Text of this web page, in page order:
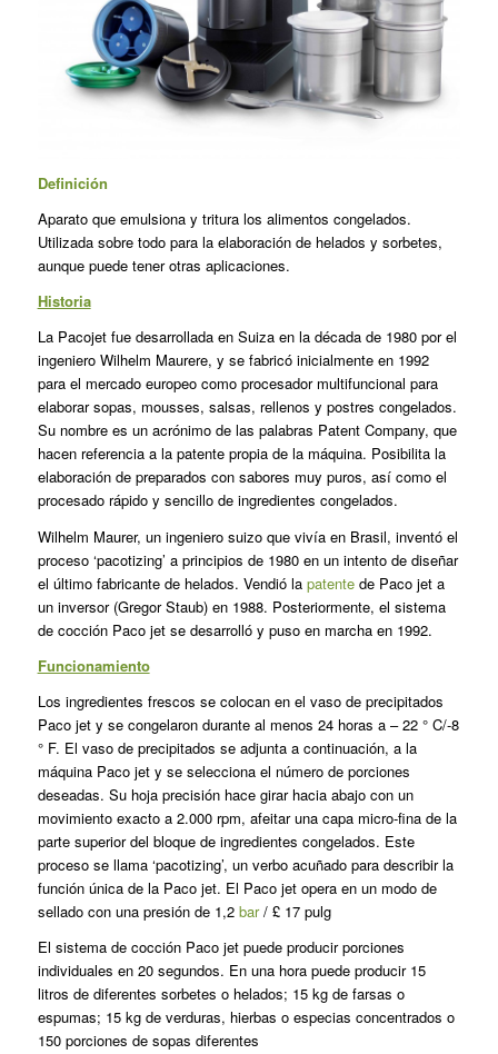
Definición
Aparato que emulsiona y tritura los alimentos congelados.
Utilizada sobre todo para la elaboración de helados y sorbetes,
aunque puede tener otras aplicaciones.
Historia
La Pacojet fue desarrollada en Suiza en la década de 1980 por el
ingenie­ro Wilhelm Maurere, y se fabricó ini­cialmente en 1992
para el mercado europeo como procesador multifun­cional para
elaborar sopas, mousses, salsas, rellenos y postres congelados.
Su nombre es un acrónimo de las pa­labras Patent Company, que
hacen referencia a la patente propia de la máquina. Posibilita la
elaboración de preparados con sabores muy puros, así como el
procesado rápido y senci­llo de ingredientes congelados.
Wilhelm Maurer, un ingeniero suizo que vivía en Brasil, inventó el
proceso ‘pacotizing’ a principios de 1980 en un intento de diseñar
el último fabricante de helados. Vendió la patentede Paco jet a
un inversor (Gregor Staub) en 1988. Posteriormente, el sistema
de cocción Paco jet se desarrolló y puso en marcha en 1992.
Funcionamiento
Los ingredientes frescos se colocan en el vaso de precipitados
Paco jet y se congelaron durante al menos 24 horas a – 22 ° C/-8
° F. El vaso de precipitados se adjunta a continuación, a la
máquina Paco jet y se selecciona el número de porciones
deseadas. Su hoja precisión hace girar hacia abajo con un
movimiento exacto a 2.000 rpm, afeitar una capa micro-fina de la
parte superior del bloque de ingredientes congelados. Este
proceso se llama ‘pacotizing’, un verbo acuñado para describir la
función única de la Paco jet. El Paco jet opera en un modo de
sellado con una presión de 1,2 bar/ £ 17 pulg
El sistema de cocción Paco jet puede producir porciones
individuales en 20 segundos. En una hora puede producir 15
litros de diferentes sorbetes o helados; 15 kg de farsas o
espumas; 15 kg de verduras, hierbas o especias concentrados o
150 porciones de sopas diferentes